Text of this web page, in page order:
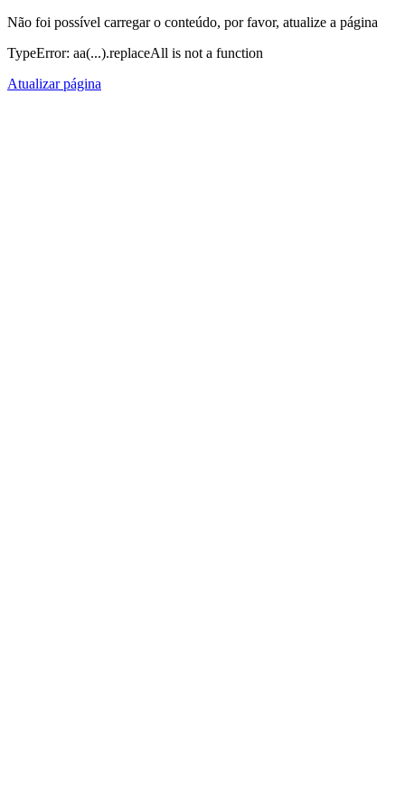
Não foi possível carregar o conteúdo, por favor, atualize a página
TypeError: aa(...).replaceAll is not a function
Atualizar página